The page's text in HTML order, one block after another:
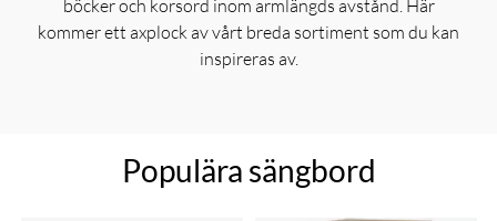
böcker och korsord inom armlängds avstånd. Här
kommer ett axplock av vårt breda sortiment som du kan
inspireras av.
Populära sängbord